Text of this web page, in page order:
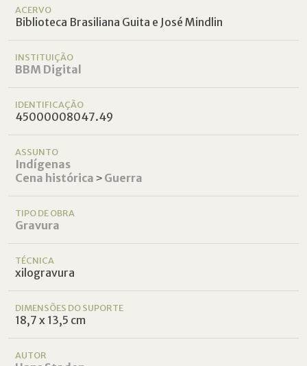
ACERVO
Biblioteca Brasiliana Guita e José Mindlin
INSTITUIÇÃO
BBM Digital
IDENTIFICAÇÃO
45000008047.49
ASSUNTO
Indígenas
Cena histórica ˃ Guerra
TIPO DE OBRA
Gravura
TÉCNICA
xilogravura
DIMENSÕES DO SUPORTE
18,7 x 13,5 cm
AUTOR